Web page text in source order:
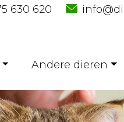
630 620
Andere dieren